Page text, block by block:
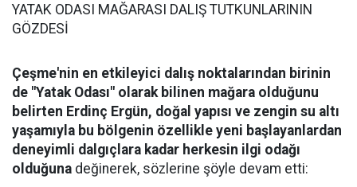
YATAK ODASI MAĞARASI DALIŞ TUTKUNLARININ
GÖZDESİ
Çeşme'nin en etkileyici dalış noktalarından birinin
de "Yatak Odası" olarak bilinen mağara olduğunu
belirten Erdinç Ergün, doğal yapısı ve zengin su altı
yaşamıyla bu bölgenin özellikle yeni başlayanlardan
deneyimli dalgıçlara kadar herkesin ilgi odağı
olduğuna değinerek, sözlerine şöyle devam etti: